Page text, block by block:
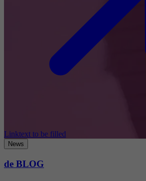
Linktext to be filled
News
de BLOG